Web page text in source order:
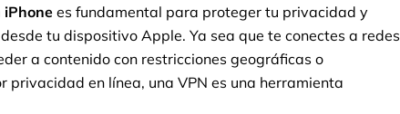
iPhonees fundamental para proteger tu privacidad y
tu dispositivo Apple. Ya sea que te conectes a redes
a contenido con restricciones geográficas o
privacidad en línea, una VPN es una herramienta